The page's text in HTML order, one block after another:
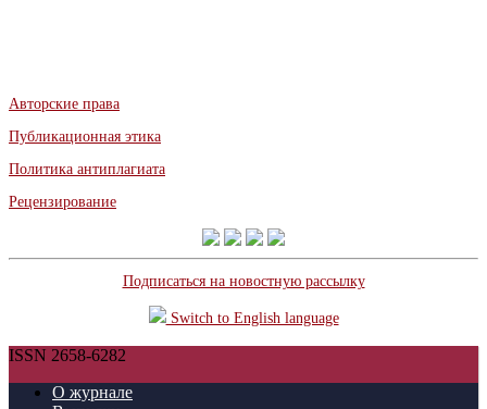
Авторские права
Публикационная этика
Политика антиплагиата
Рецензирование
Подписаться на новостную рассылку
Switch to English language
ISSN 2658-6282
О журнале